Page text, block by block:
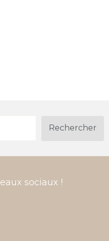
Rechercher
sociaux !